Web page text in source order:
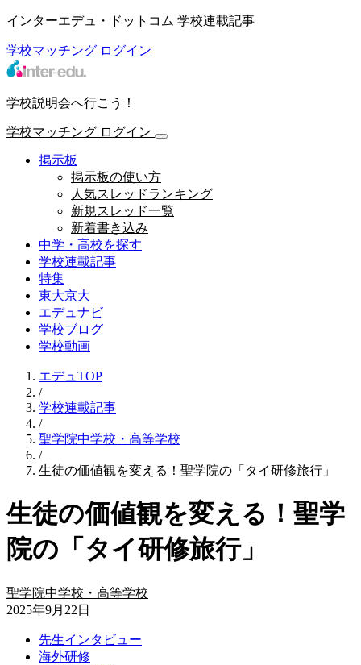
インターエデュ・ドットコム 学校連載記事
学校マッチング ログイン
学校説明会へ行こう！
学校マッチング ログイン
掲示板
掲示板の使い方
人気スレッドランキング
新規スレッド一覧
新着書き込み
中学・高校を探す
学校連載記事
特集
東大京大
エデュナビ
学校ブログ
学校動画
エデュTOP
/
学校連載記事
/
聖学院中学校・高等学校
/
生徒の価値観を変える！聖学院の「タイ研修旅行」
生徒の価値観を変える！聖学
院の「タイ研修旅行」
聖学院中学校・高等学校
2025年9月22日
先生インタビュー
海外研修